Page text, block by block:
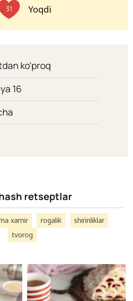
31 Yoqdi
ko'proq
16
retseptlar
xamir rogalik
shirinliklar
tvorog